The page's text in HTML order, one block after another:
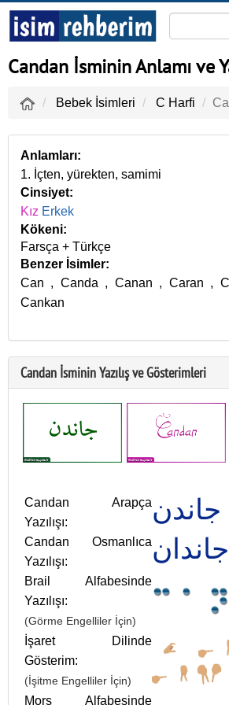
Candan İsminin Anlamı ve
Bebek İsimleri C Harfi
Anlamları:
1. İçten, yürekten, samimi
Cinsiyet:
Kız Erkek
Kökeni:
Farsça + Türkçe
Benzer İsimler:
Can , Canda , Canan , Caran ,
Cankan
Candan İsminin Yazılış ve Gösterimleri
Candan Arapça
Yazılışı:
جاندن
Candan Osmanlıca
Yazılışı:
جاندان
Brail Alfabesinde
Yazılışı:
(Görme Engelliler İçin)
İşaret Dilinde
Gösterim:
(İşitme Engelliler İçin)
Mors Alfabesinde